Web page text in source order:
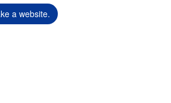
a website.